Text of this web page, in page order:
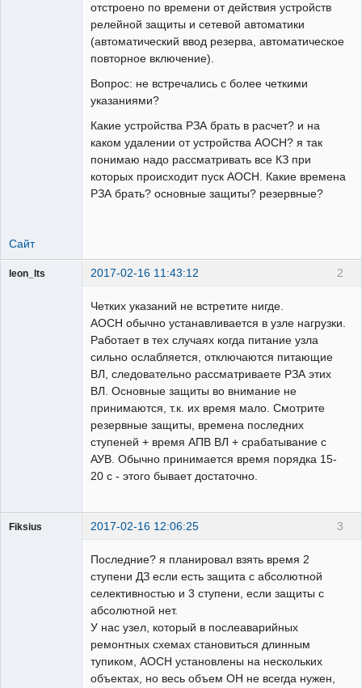
отстроено по времени от действия устройств
релейной защиты и сетевой автоматики
(автоматический ввод резерва, автоматическое
повторное включение).
Вопрос: не встречались с более четкими
указаниями?
Какие устройства РЗА брать в расчет? и на
каком удалении от устройства АОСН? я так
понимаю надо рассматривать все КЗ при
которых происходит пуск АОСН. Какие времена
РЗА брать? основные защиты? резервные?
Сайт
2
leon_lts 2017-02-16 11:43:12
Четких указаний не встретите нигде.
АОСН обычно устанавливается в узле нагрузки.
Работает в тех случаях когда питание узла
сильно ослабляется, отключаются питающие
ВЛ, следовательно рассматриваете РЗА этих
ВЛ. Основные защиты во внимание не
принимаются, т.к. их время мало. Смотрите
резервные защиты, времена последних
ступеней + время АПВ ВЛ + срабатывание с
АУВ. Обычно принимается время порядка 15-
20 с - этого бывает достаточно.
3
Fiksius 2017-02-16 12:06:25
Последние? я планировал взять время 2
ступени ДЗ если есть защита с абсолютной
селективностью и 3 ступени, если защиты с
абсолютной нет.
У нас узел, который в послеаварийных
ремонтных схемах становиться длинным
тупиком, АОСН установлены на нескольких
объектах, но весь объем ОН не всегда нужен,